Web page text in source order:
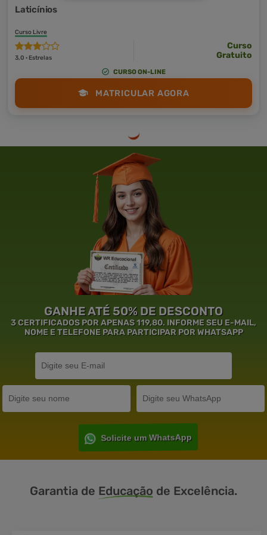
Laticínios
Curso Livre
3,0 · Estrelas
Curso
Gratuito
CURSO ON-LINE
MATRICULAR AGORA
GANHE ATÉ 50% DE DESCONTO
3 CERTIFICADOS POR APENAS 119,80. INFORME SEU E-MAIL,
NOME E TELEFONE PARA PARTICIPAR POR WHATSAPP
Solicite um WhatsApp
Garantia de Educação de Excelência.